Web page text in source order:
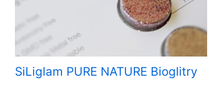
SiLiglam PURE NATURE Bioglitry